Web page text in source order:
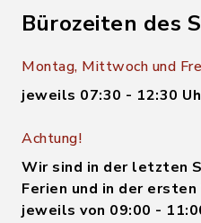
Bürozeiten des
Montag, Mittwoch und
jeweils 07:30 - 12:30
Achtung!
Wir sind in der letzten
Ferien und in der ersten
jeweils von 09:00 -